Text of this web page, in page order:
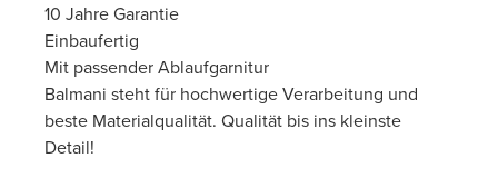
10 Jahre Garantie
Einbaufertig
Mit passender Ablaufgarnitur
Balmani steht für hochwertige Verarbeitung und
beste Materialqualität. Qualität bis ins kleinste
Detail!